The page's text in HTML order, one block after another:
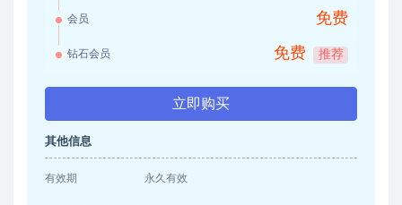
会员 免费
钻石会员 免费 推荐
立即购买
其他信息
有效期 永久有效